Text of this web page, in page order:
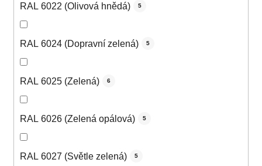
RAL 6022 (Olivová hnědá) 5
RAL 6024 (Dopravní zelená) 5
RAL 6025 (Zelená) 6
RAL 6026 (Zelená opálová) 5
RAL 6027 (Světle zelená) 5